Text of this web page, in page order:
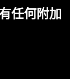
任何附加